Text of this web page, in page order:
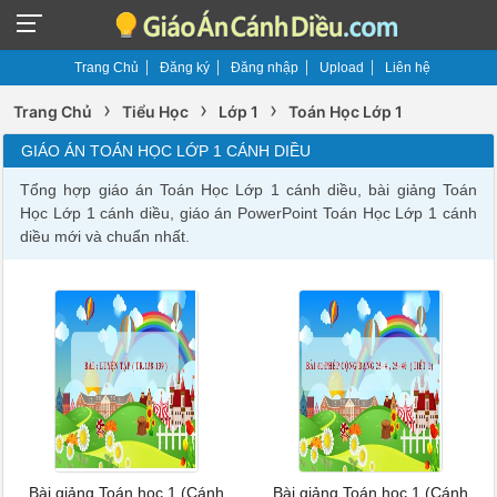
Trang Chủ Đăng ký Đăng nhập Upload Liên hệ
Trang Chủ › Tiểu Học › Lớp 1 › Toán Học Lớp 1
GIÁO ÁN TOÁN HỌC LỚP 1 CÁNH DIỀU
Tổng hợp giáo án Toán Học Lớp 1 cánh diều, bài giảng Toán
Học Lớp 1 cánh diều, giáo án PowerPoint Toán Học Lớp 1 cánh
diều mới và chuẩn nhất.
Bài giảng Toán học 1 (Cánh Bài giảng Toán học 1 (Cánh